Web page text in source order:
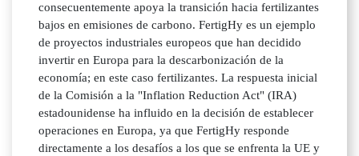
consecuentemente apoya la transición hacia fertilizantes
bajos en emisiones de carbono. FertigHy es un ejemplo
de proyectos industriales europeos que han decidido
invertir en Europa para la descarbonización de la
economía; en este caso fertilizantes. La respuesta inicial
de la Comisión a la "Inflation Reduction Act" (IRA)
estadounidense ha influido en la decisión de establecer
operaciones en Europa, ya que FertigHy responde
directamente a los desafíos a los que se enfrenta la UE y